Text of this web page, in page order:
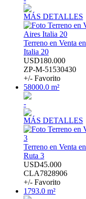
MÁS DETALLES
Terreno en Venta
Italia 20
USD180.000
ZP-M-51530430
+/- Favorito
58000.0 m²
-
MÁS DETALLES
Terreno en Venta
Ruta 3
USD45.000
CLA7828906
+/- Favorito
1793.0 m²